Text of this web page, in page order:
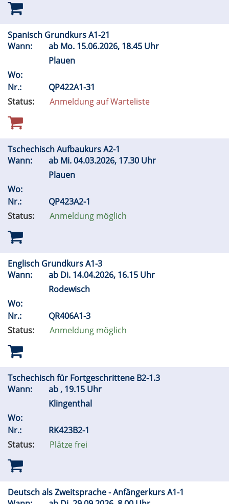
Spanisch Grundkurs A1-21
Wann:
ab Mo. 15.06.2026, 18.45 Uhr
Plauen
Wo:
Nr.:
QP422A1-31
Status:
Anmeldung auf Warteliste
Tschechisch Aufbaukurs A2-1
Wann:
ab Mi.04.03.2026, 17.30 Uhr
Plauen
Wo:
Nr.:
QP423A2-1
Status:
Anmeldung möglich
Englisch Grundkurs A1-3
Wann:
ab Di. 14.04.2026, 16.15 Uhr
Rodewisch
Wo:
Nr.:
QR406A1-3
Status:
Anmeldung möglich
Tschechisch für Fortgeschrittene B2-1.3
Wann:
ab , 19.15 Uhr
Klingenthal
Wo:
Nr.:
RK423B2-1
Status:
Plätze frei
Deutsch als Zweitsprache - Anfängerkurs A1-1